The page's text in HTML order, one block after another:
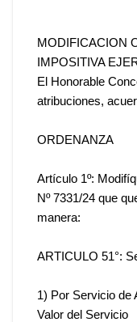
MODIFICACION
IMPOSITIVA
El Honorable
atribuciones,
ORDENANZA
Artículo 1º:
Nº 7331/24 que
manera:
ARTICULO 51°:
1) Por Servicio de
Valor del Servicio